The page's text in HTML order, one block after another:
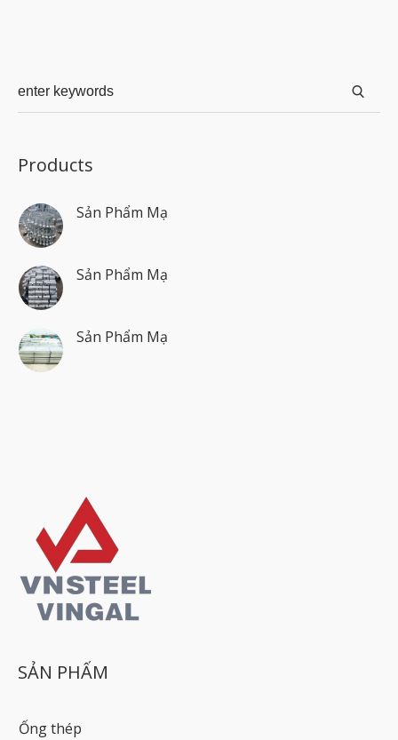
Products
Sản Phẩm Mạ
Sản Phẩm Mạ
Sản Phẩm Mạ
SẢN PHẨM
Ống thép